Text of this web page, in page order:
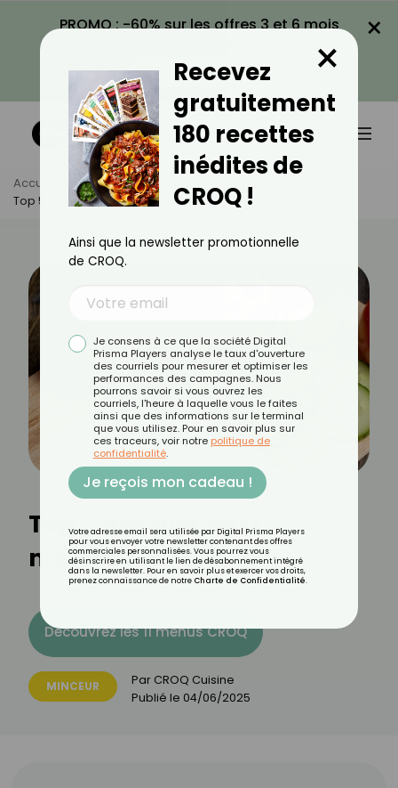
PROMO : -60% sur les offres 3 et 6 mois
VOIR LA PROMO
×
Accueil Actus
Minceur
Top 5 Des Aliments Minceur De Juin
Top 5 des aliments
minceur de juin
Découvrez les 11 menus CROQ
MINCEUR Par CROQ Cuisine
Publié le 04/06/2025
Recevez
gratuitement
180 recettes
inédites de
CROQ !
×
Ainsi que la newsletter promotionnelle
de CROQ.
Je consens à ce que la société Digital
Prisma Players analyse le taux d'ouverture
des courriels pour mesurer et optimiser les
performances des campagnes. Nous
pourrons savoir si vous ouvrez les
courriels, l'heure à laquelle vous le faites
ainsi que des informations sur le terminal
que vous utilisez. Pour en savoir plus sur
ces traceurs, voir notre politique de
confidentialité.
Je reçois mon cadeau !
Votre adresse email sera utilisée par Digital Prisma Players
pour vous envoyer votre newsletter contenant des offres
commerciales personnalisées. Vous pourrez vous
désinscrire en utilisant le lien de désabonnement intégré
dans la newsletter. Pour en savoir plus et exercer vos droits,
prenez connaissance de notre Charte de Confidentialité.